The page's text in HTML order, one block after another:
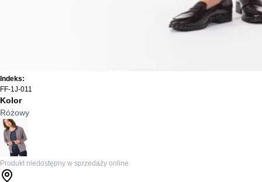
Indeks:
FF-1J-011
Kolor
Różowy
Produkt niedostępny w sprzedaży online